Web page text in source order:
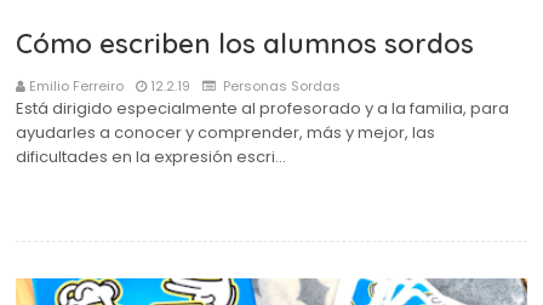
Cómo escriben los alumnos sordos
Emilio Ferreiro 12.2.19 Personas Sordas
Está dirigido especialmente al profesorado y a la familia, para
ayudarles a conocer y comprender, más y mejor, las
dificultades en la expresión escri…